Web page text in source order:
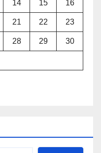
14 15 16
21 22 23
28 29 30